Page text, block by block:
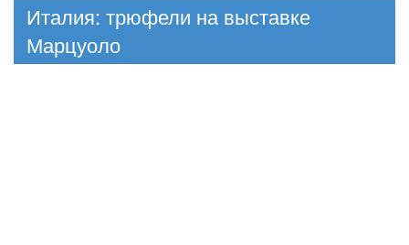
Италия: трюфели на выставке
Марцуоло